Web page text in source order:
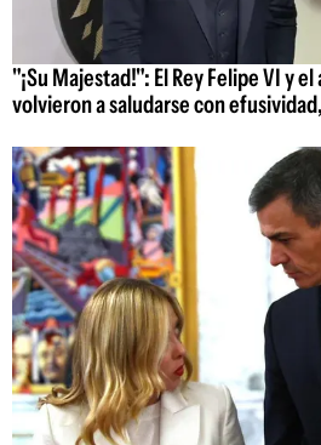
"¡Su Majestad!": El Rey Felipe VI y
volvieron a saludarse con